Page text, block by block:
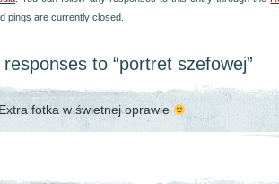
pings are currently closed.
responses to “portret szefowej”
Extra fotka w świetnej oprawie